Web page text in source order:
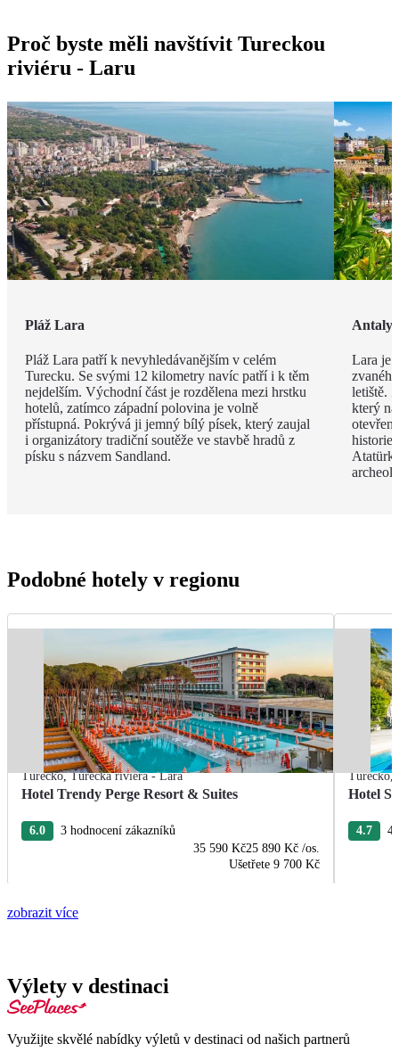
Proč byste měli navštívit Tureckou
riviéru - Laru
Pláž Lara
Pláž Lara patří k nevyhledávanějším v celém
Turecku. Se svými 12 kilometry navíc patří i k těm
nejdelším. Východní část je rozdělena mezi hrstku
hotelů, zatímco západní polovina je volně
přístupná. Pokrývá ji jemný bílý písek, který zaujal
i organizátory tradiční soutěže ve stavbě hradů z
písku s názvem Sandland.
Lara je
letiště.
který
historie
Podobné hotely v regionu
Turecko,Turecká riviéra - Lara
Hotel Trendy Perge Resort & Suites
6.0
3 hodnocení zákazníků
35 590 Kč25 890 Kč /os.
Ušetřete 9 700 Kč
Turecko,
Hotel
4.7 4
zobrazit více
Výlety v destinaci
Využijte skvělé nabídky výletů v destinaci od našich partnerů